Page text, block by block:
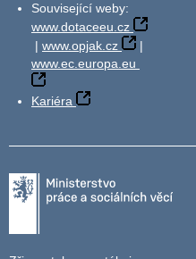
Související weby:
www.dotaceeu.cz
| www.opjak.cz
|
www.ec.europa.eu
Kariéra